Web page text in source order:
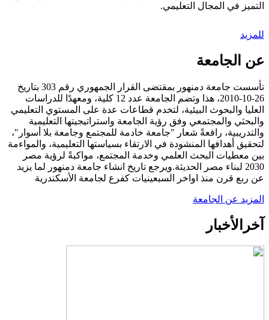
التميز في المجال التعليمي.
للمزيد
عن الجامعة
تأسست جامعة دمنهور بمقتضى القرار الجمهوري رقم 303 بتاريخ
26-10-2010، هذا وتضم الجامعة عدد 12 كلية، ومعهدًا للدراسات
العليا والبحوث البيئية، لتخدم قطاعات عدة على المستوي التعليمي
والبحثي والمجتمعي وفق رؤية الجامعة واستراتيجيتها التعليمية
والتدريبية، رافعةً شعار "جامعة خادمة للمجتمع وجامعة بلا أسوار"،
لتحقيق أهدافها المنشودة في الارتقاء بسياستها التعليمية، والمواءمة
بين معطيات البحث العلمي وخدمة المجتمع، مواكبةً لرؤية مصر
2030 لبناء مصر الحديثة.ويرجع تاريخ انشاء جامعة دمنهور لما يزيد
عن ربع قرن منذ اواخر السبعينيات كفرع لجامعة الأسكندرية
المزيد عن الجامعة
آخر الأخبار